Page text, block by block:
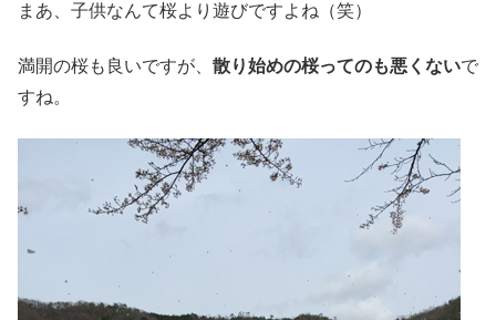
まあ、子供なんて桜より遊びですよね（笑）
満開の桜も良いですが、 散り始めの桜ってのも悪くないで
すね。